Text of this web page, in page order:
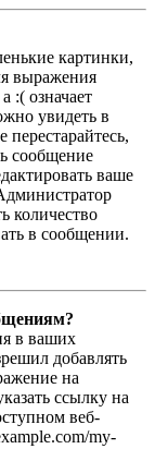
картинки,
выражения
:( означает
увидеть в
сообщение
ваше
количество
в сообщении.
в ваших
добавлять
на
ссылку на
веб-
my-